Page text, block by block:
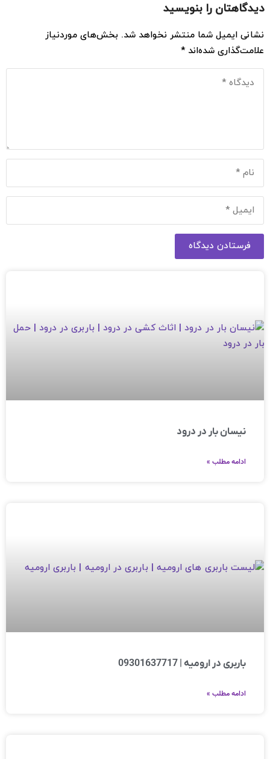
دیدگاهتان را بنویسید
نشانی ایمیل شما منتشر نخواهد شد. بخش‌های موردنیاز
علامت‌گذاری شده‌اند*
فرستادن دیدگاه
نیسان بار در درود
ادامه مطلب »
باربری در ارومیه | 09301637717
ادامه مطلب »